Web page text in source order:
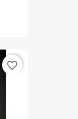
favorite_border